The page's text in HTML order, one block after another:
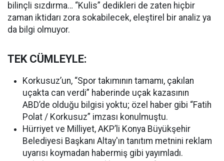
bilinçli sızdırma… “Kulis” dedikleri de zaten hiçbir
zaman iktidarı zora sokabilecek, eleştirel bir analiz ya
da bilgi olmuyor.
TEK CÜMLEYLE:
Korkusuz’un, “Spor takımının tamamı, çakılan
uçakta can verdi” haberinde uçak kazasının
ABD’de olduğu bilgisi yoktu; özel haber gibi “Fatih
Polat / Korkusuz” imzası konulmuştu.
Hürriyet ve Milliyet, AKP’li Konya Büyükşehir
Belediyesi Başkanı Altay'ın tanıtım metnini reklam
uyarısı koymadan habermiş gibi yayımladı.